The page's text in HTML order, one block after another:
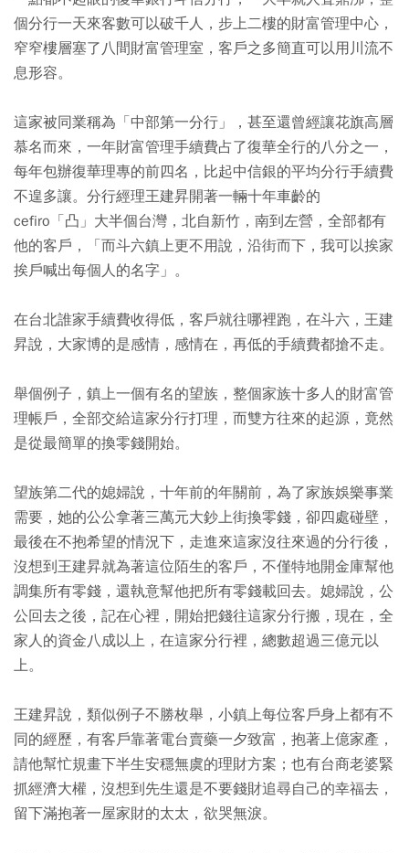
個分行一天來客數可以破千人，步上二樓的財富管理中心，
窄窄樓層塞了八間財富管理室，客戶之多簡直可以用川流不
息形容。
這家被同業稱為「中部第一分行」，甚至還曾經讓花旗高層
慕名而來，一年財富管理手續費占了復華全行的八分之一，
每年包辦復華理專的前四名，比起中信銀的平均分行手續費
不遑多讓。分行經理王建昇開著一輛十年車齡的
cefiro「凸」大半個台灣，北自新竹，南到左營，全部都有
他的客戶，「而斗六鎮上更不用說，沿街而下，我可以挨家
挨戶喊出每個人的名字」。
在台北誰家手續費收得低，客戶就往哪裡跑，在斗六，王建
昇說，大家博的是感情，感情在，再低的手續費都搶不走。
舉個例子，鎮上一個有名的望族，整個家族十多人的財富管
理帳戶，全部交給這家分行打理，而雙方往來的起源，竟然
是從最簡單的換零錢開始。
望族第二代的媳婦說，十年前的年關前，為了家族娛樂事業
需要，她的公公拿著三萬元大鈔上街換零錢，卻四處碰壁，
最後在不抱希望的情況下，走進來這家沒往來過的分行後，
沒想到王建昇就為著這位陌生的客戶，不僅特地開金庫幫他
調集所有零錢，還執意幫他把所有零錢載回去。媳婦說，公
公回去之後，記在心裡，開始把錢往這家分行搬，現在，全
家人的資金八成以上，在這家分行裡，總數超過三億元以
上。
王建昇說，類似例子不勝枚舉，小鎮上每位客戶身上都有不
同的經歷，有客戶靠著電台賣藥一夕致富，抱著上億家產，
請他幫忙規畫下半生安穩無虞的理財方案；也有台商老婆緊
抓經濟大權，沒想到先生還是不要錢財追尋自己的幸福去，
留下滿抱著一屋家財的太太，欲哭無淚。